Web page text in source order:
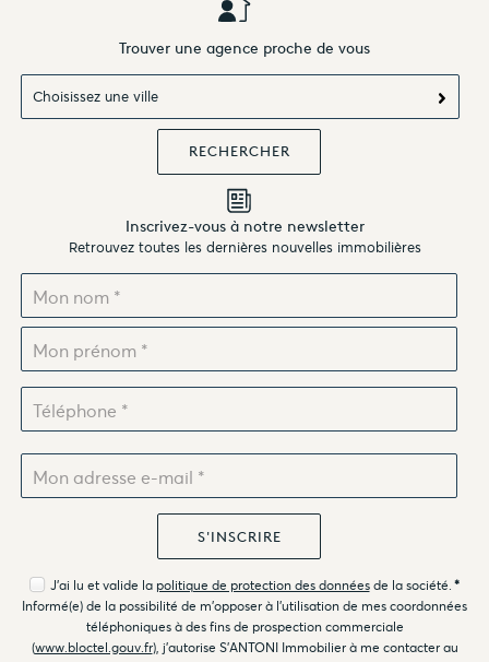
Trouver une agence proche de vous
Choisissez une ville
Inscrivez-vous à notre newsletter
Retrouvez toutes les dernières nouvelles immobilières
J'ai lu et valide la politique de protection des donnéesde la société. *
Informé(e) de la possibilité de m'opposer à l'utilisation de mes coordonnées
téléphoniques à des fins de prospection commerciale
(www.bloctel.gouv.fr), j'autorise S'ANTONI Immobilier à me contacter au